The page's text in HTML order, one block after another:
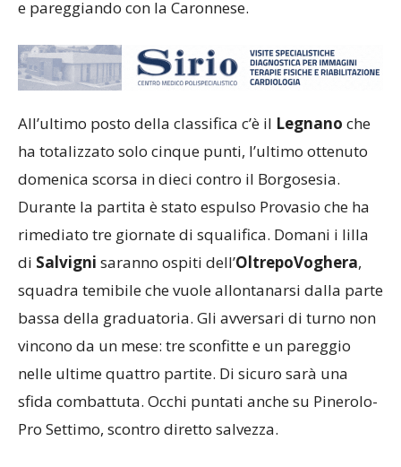
All’ultimo posto della classifica c’è ilLegnanoche
ha totalizzato solo cinque punti, l’ultimo ottenuto
domenica scorsa in dieci contro il Borgosesia.
Durante la partita è stato espulso Provasio che ha
rimediato tre giornate di squalifica. Domani i lilla
diSalvignisaranno ospiti dell’OltrepoVoghera,
squadra temibile che vuole allontanarsi dalla parte
bassa della graduatoria. Gli avversari di turno non
vincono da un mese: tre sconfitte e un pareggio
nelle ultime quattro partite. Di sicuro sarà una
sfida combattuta. Occhi puntati anche su Pinerolo-